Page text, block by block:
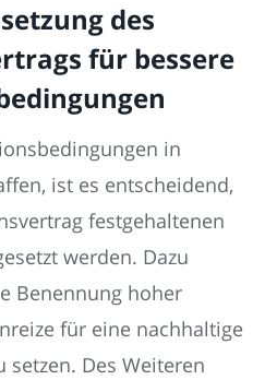
des
für bessere
in
ist es entscheidend,
festgehaltenen
werden. Dazu
Benennung hoher
für eine nachhaltige
setzen. Des Weiteren